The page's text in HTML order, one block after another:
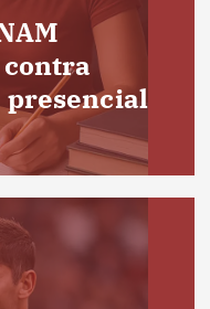
presencial